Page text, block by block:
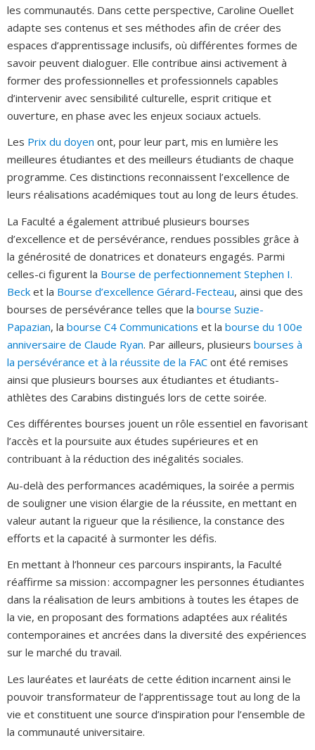
les communautés. Dans cette perspective, Caroline Ouellet
adapte ses contenus et ses méthodes afin de créer des
espaces d’apprentissage inclusifs, où différentes formes de
savoir peuvent dialoguer. Elle contribue ainsi activement à
former des professionnelles et professionnels capables
d’intervenir avec sensibilité culturelle, esprit critique et
ouverture, en phase avec les enjeux sociaux actuels.
Les Prix du doyen ont, pour leur part, mis en lumière les
meilleures étudiantes et des meilleurs étudiants de chaque
programme. Ces distinctions reconnaissent l’excellence de
leurs réalisations académiques tout au long de leurs études.
La Faculté a également attribué plusieurs bourses
d’excellence et de persévérance, rendues possibles grâce à
la générosité de donatrices et donateurs engagés. Parmi
celles-ci figurent la Bourse de perfectionnement Stephen I.
Beck et la Bourse d’excellence Gérard-Fecteau, ainsi que des
bourses de persévérance telles que la bourse Suzie-
Papazian, la bourse C4 Communications et la bourse du 100e
anniversaire de Claude Ryan. Par ailleurs, plusieurs bourses à
la persévérance et à la réussite de la FAC ont été remises
ainsi que plusieurs bourses aux étudiantes et étudiants-
athlètes des Carabins distingués lors de cette soirée.
Ces différentes bourses jouent un rôle essentiel en favorisant
l’accès et la poursuite aux études supérieures et en
contribuant à la réduction des inégalités sociales.
Au-delà des performances académiques, la soirée a permis
de souligner une vision élargie de la réussite, en mettant en
valeur autant la rigueur que la résilience, la constance des
efforts et la capacité à surmonter les défis.
En mettant à l’honneur ces parcours inspirants, la Faculté
réaffirme sa mission : accompagner les personnes étudiantes
dans la réalisation de leurs ambitions à toutes les étapes de
la vie, en proposant des formations adaptées aux réalités
contemporaines et ancrées dans la diversité des expériences
sur le marché du travail.
Les lauréates et lauréats de cette édition incarnent ainsi le
pouvoir transformateur de l’apprentissage tout au long de la
vie et constituent une source d’inspiration pour l’ensemble de
la communauté universitaire.